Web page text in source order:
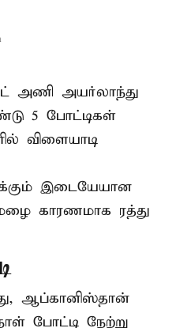
அணி அயர்லாந்து
5 போட்டிகள்
விளையாடி
இடையேயான
காரணமாக ரத்து
ஆப்கானிஸ்தான்
போட்டி நேற்று